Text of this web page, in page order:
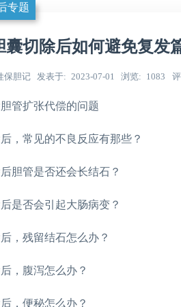
专题
囊切除后如何避免复发
保胆记 发表于 2023-07-01 浏览 1083
管扩张代偿的问题
，常见的不良反应有那些？
胆管是否还会长结石？
是否会引起大肠病变？
，残留结石怎么办？
，腹泻怎么办？
，便秘怎么办？